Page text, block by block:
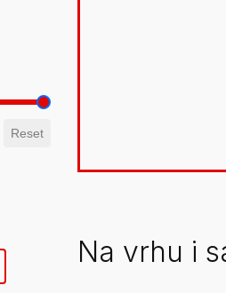
Reset